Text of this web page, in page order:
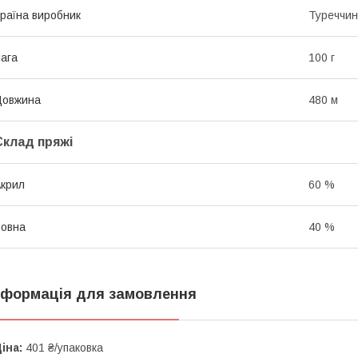
виробник
100 г
480 м
пряжі
60 %
40 %
для замовлення
401 ₴/упаковка